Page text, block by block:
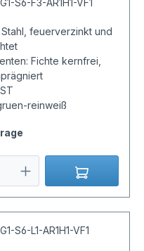
S6-F3-AR1H1-VF1
feuerverzinkt und
Fichte kernfrei,
reinweiß
S6-L1-AR1H1-VF1